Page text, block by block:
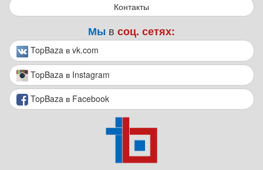
Контакты
Мы в соц. сетях:
TopBaza в vk.com
TopBaza в Instagram
TopBaza в Facebook